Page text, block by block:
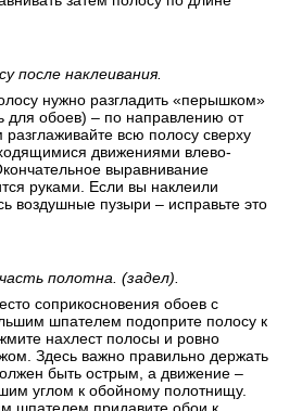
встык. При этом иногда
нахлест на потолок в 3-5 см. Так
затем полосу по длине
после наклеивания.
нужно разгладить «перышком»
для обоев) – по направлению от
движениями влево-
выравнивание
руками. Если вы наклеили
воздушные пузыри – исправьте это
полотна. (задел).